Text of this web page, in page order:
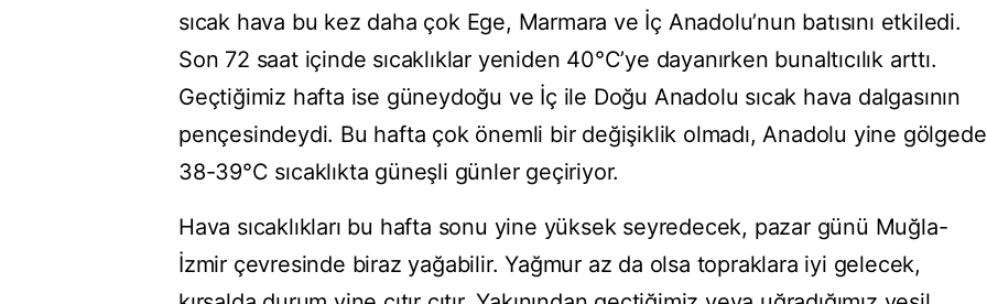
sıcak hava bu kez daha çok Ege, Marmara ve İç Anadolu’nun batısını etkiledi.
Son 72 saat içinde sıcaklıklar yeniden 40°C’ye dayanırken bunaltıcılık arttı.
Geçtiğimiz hafta ise güneydoğu ve İç ile Doğu Anadolu sıcak hava dalgasının
pençesindeydi. Bu hafta çok önemli bir değişiklik olmadı, Anadolu yine gölgede
38-39°C sıcaklıkta güneşli günler geçiriyor.
Hava sıcaklıkları bu hafta sonu yine yüksek seyredecek, pazar günü Muğla-
İzmir çevresinde biraz yağabilir. Yağmur az da olsa topraklara iyi gelecek,